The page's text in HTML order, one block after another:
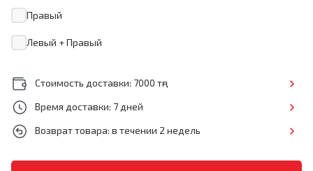
Правый
Левый + Правый
Стоимость доставки: 7000 тңг
Время доставки: 7 дней
Возврат товара: в течении 2 недель